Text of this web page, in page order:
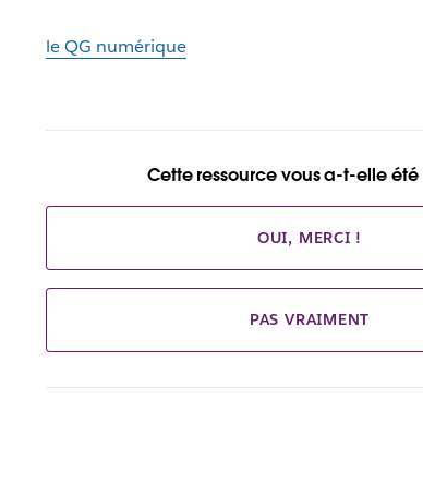
le QG numérique
Cette ressource vous a-t-elle été
OUI, MERCI !
PAS VRAIMENT